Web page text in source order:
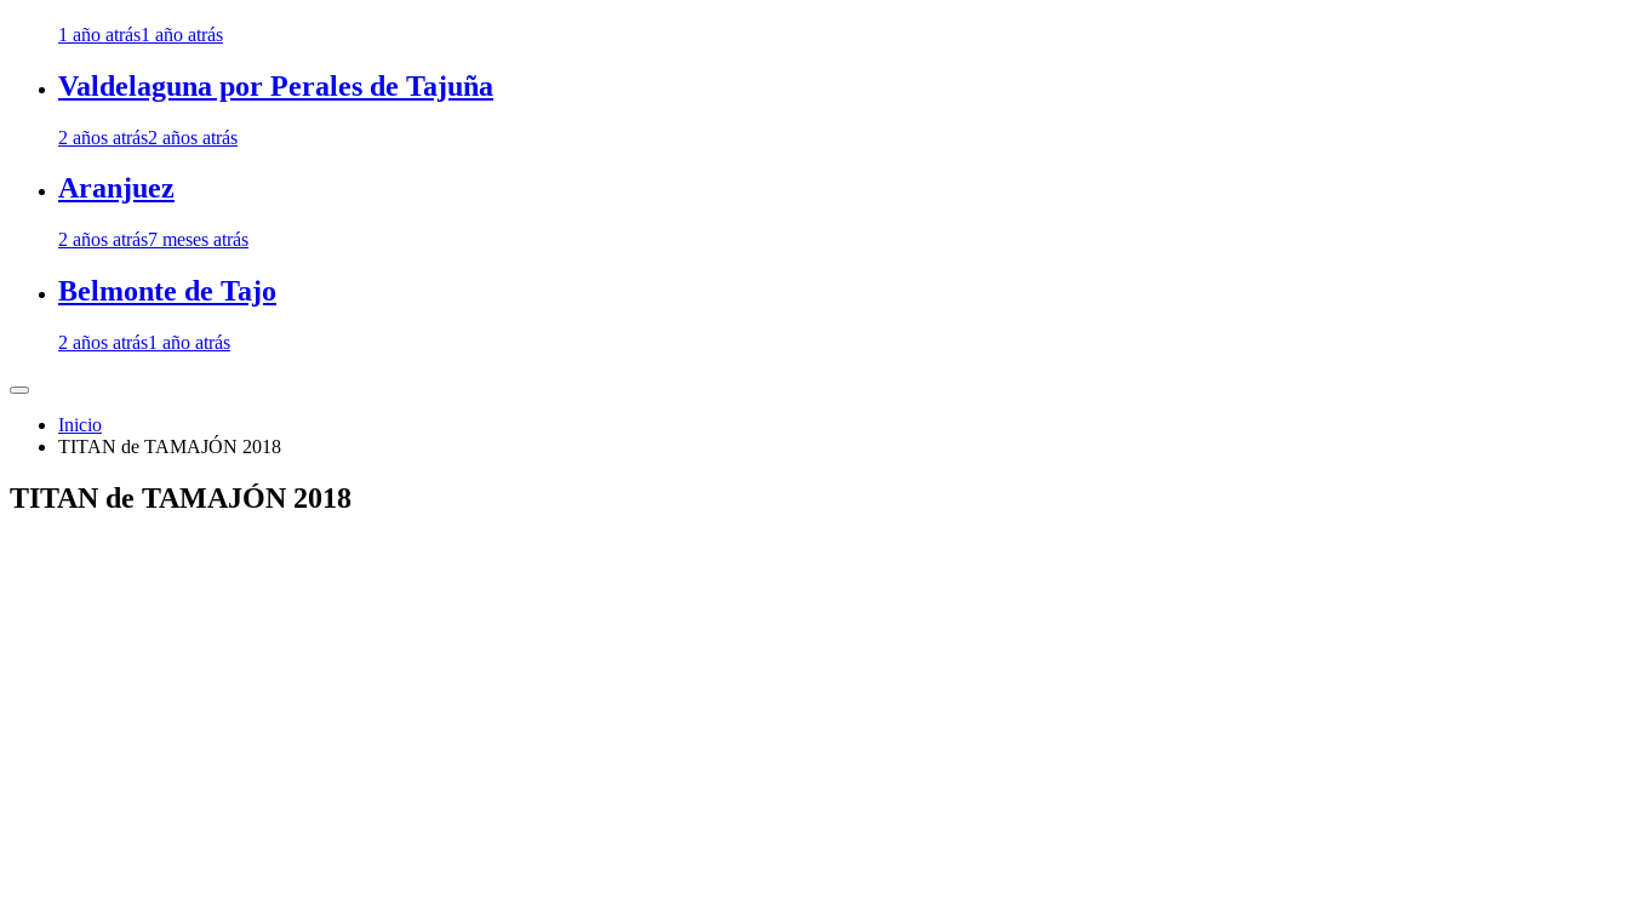
1 año atrás1 año atrás
Valdelaguna por Perales de Tajuña
2 años atrás2 años atrás
Aranjuez
2 años atrás7 meses atrás
Belmonte de Tajo
2 años atrás1 año atrás
Inicio
TITAN de TAMAJÓN 2018
TITAN de TAMAJÓN 2018